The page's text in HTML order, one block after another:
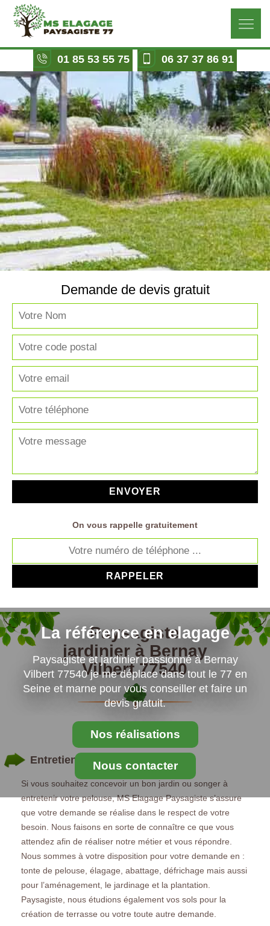
01 85 53 55 75 06 37 37 86 91
La référence en elagage
Paysagiste et jardinier passionné à Bernay
Vilbert 77540 je me déplace dans tout le 77 en
Seine et marne pour vous conseiller et faire un
devis gratuit.
Nos réalisations
Nous contacter
Demande de devis gratuit
On vous rappelle gratuitement
Paysagiste
jardinier à Bernay
Vilbert 77540
Entretien jardin à Bernay Vilbert
Si vous souhaitez concevoir un bon jardin ou songer à
entretenir votre pelouse, MS Elagage Paysagiste s’assure
que votre demande se réalise dans le respect de votre
besoin. Nous faisons en sorte de connaître ce que vous
attendez afin de réaliser notre métier et vous répondre.
Nous sommes à votre disposition pour votre demande en :
tonte de pelouse, élagage, abattage, défrichage mais aussi
pour l’aménagement, le jardinage et la plantation.
Paysagiste, nous étudions également vos sols pour la
création de terrasse ou votre toute autre demande.